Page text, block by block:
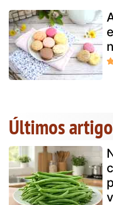
Últimos